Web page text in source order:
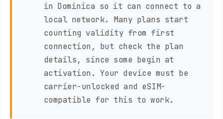
in Dominica so it can connect to a
local network. Many plans start
counting validity from first
connection, but check the plan
details, since some begin at
activation. Your device must be
carrier-unlocked and eSIM-
compatible for this to work.